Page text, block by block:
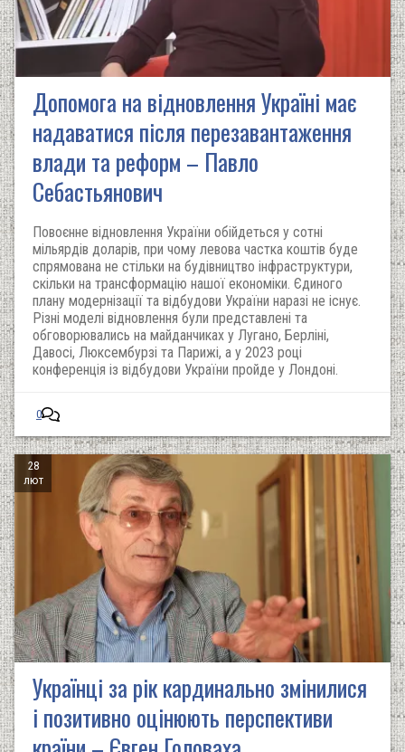
Допомога на відновлення Україні має
надаватися після перезавантаження
влади та реформ – Павло
Себастьянович
Повоєнне відновлення України обійдеться у сотні
мільярдів доларів, при чому левова частка коштів буде
спрямована не стільки на будівництво інфраструктури,
скільки на трансформацію нашої економіки. Єдиного
плану модернізації та відбудови України наразі не існує.
Різні моделі відновлення були представлені та
обговорювались на майданчиках у Лугано, Берліні,
Давосі, Люксембурзі та Парижі, а у 2023 році
конференція із відбудови України пройде у Лондоні.
0
28
лют
Українці за рік кардинально змінилися
і позитивно оцінюють перспективи